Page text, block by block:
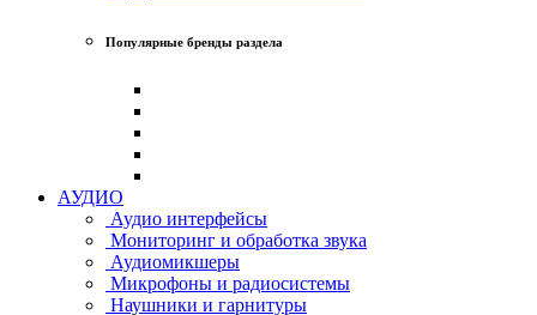
Популярные бренды раздела
АУДИО
Аудио интерфейсы
Мониторинг и обработка звука
Аудиомикшеры
Микрофоны и радиосистемы
Наушники и гарнитуры